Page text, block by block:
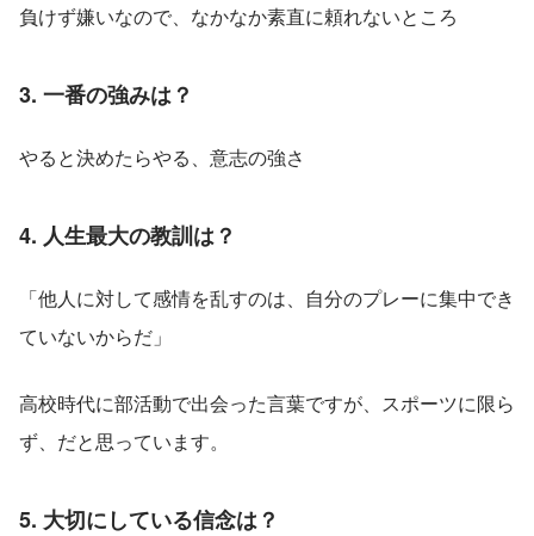
負けず嫌いなので、なかなか素直に頼れないところ
3. 一番の強みは？
やると決めたらやる、意志の強さ
4. 人生最大の教訓は？
「他人に対して感情を乱すのは、自分のプレーに集中でき
ていないからだ」
高校時代に部活動で出会った言葉ですが、スポーツに限ら
ず、だと思っています。
5. 大切にしている信念は？